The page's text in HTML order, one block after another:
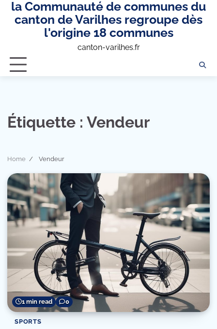
Skipla Communauté de communes du
canton de Varilhes regroupe dès
l'origine 18 communes
canton-varilhes.fr
Étiquette : Vendeur
Home Vendeur
1 min read 0
SPORTS